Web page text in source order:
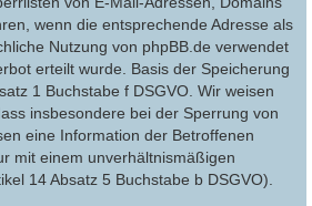
wenn die entsprechende Adresse als
Nutzung von phpBB.de verwendet
erteilt wurde. Basis der Speicherung
1 Buchstabe f DSGVO. Wir weisen
insbesondere bei der Sperrung von
eine Information der Betroffenen
mit einem unverhältnismäßigen
14 Absatz 5 Buchstabe b DSGVO).